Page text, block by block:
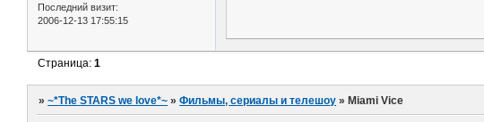
Последний визит:
2006-12-13 17:55:15
Страница:1
»~*The STARS we love*~ »Фильмы, сериалы и телешоу » Miami Vice